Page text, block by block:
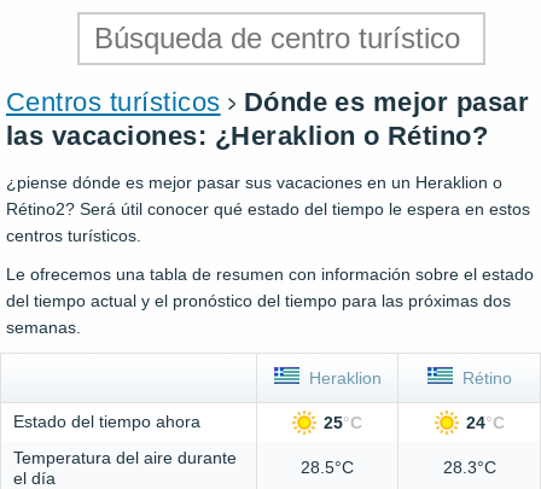
Centros turísticos
Dónde es mejor pasar
las vacaciones: ¿Heraklion o Rétino?
¿piense dónde es mejor pasar sus vacaciones en un Heraklion o
Rétino2? Será útil conocer qué estado del tiempo le espera en estos
centros turísticos.
Le ofrecemos una tabla de resumen con información sobre el estado
del tiempo actual y el pronóstico del tiempo para las próximas dos
semanas.
Heraklion Rétino
Estado del tiempo ahora 25°C 24°C
Temperatura del aire durante
el día
28.5°C 28.3°C